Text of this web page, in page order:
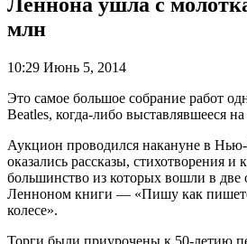
млн
10:29 Июнь 5, 2014
Это самое большое собрание работ
Beatles, когда-либо выставлявшееся на
Аукцион проводился накануне в
оказались рассказы, стихотворения
большинство из которых вошли в две
Ленноном книги — «Пишу как
колесе».
Торги были приурочены к 50-летию